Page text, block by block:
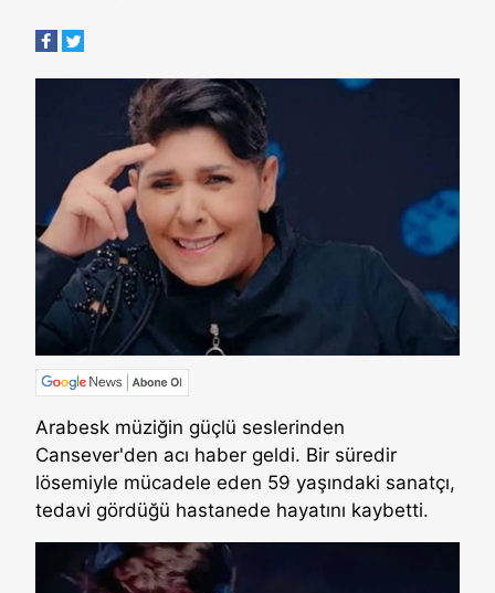
Arabesk müziğin güçlü seslerinden
Cansever'den acı haber geldi. Bir süredir
lösemiyle mücadele eden 59 yaşındaki sanatçı,
tedavi gördüğü hastanede hayatını kaybetti.